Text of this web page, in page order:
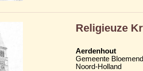
Religieuze
Aerdenhout
Gemeente
Noord-Holland